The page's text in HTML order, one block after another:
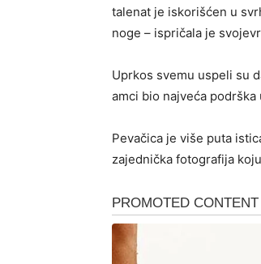
talenat je iskorišćen u
noge – ispričala je
Uprkos svemu uspeli su
amci bio najveća
Pevačica je više puta
zajednička fotografija